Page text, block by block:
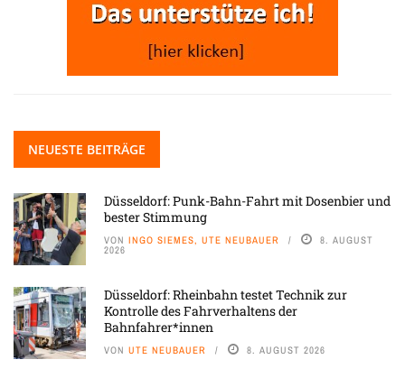
NEUESTE BEITRÄGE
Düsseldorf: Punk-Bahn-Fahrt mit Dosenbier und
bester Stimmung
VON INGO SIEMES, UTE NEUBAUER 8. AUGUST
2026
Düsseldorf: Rheinbahn testet Technik zur
Kontrolle des Fahrverhaltens der
Bahnfahrer*innen
VON UTE NEUBAUER 8. AUGUST 2026